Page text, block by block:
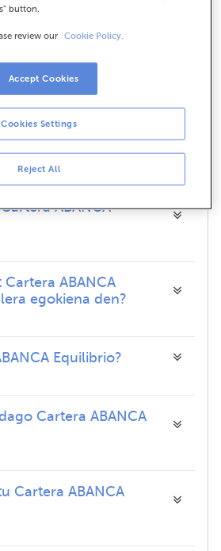
Cartera ABANCA
ABANCA
ABANCA
egokiena den?
Equilibrio?
Cartera ABANCA
Cartera ABANCA
button.
review our Cookie Policy.
Reject All
Cookies Settings
Accept Cookies